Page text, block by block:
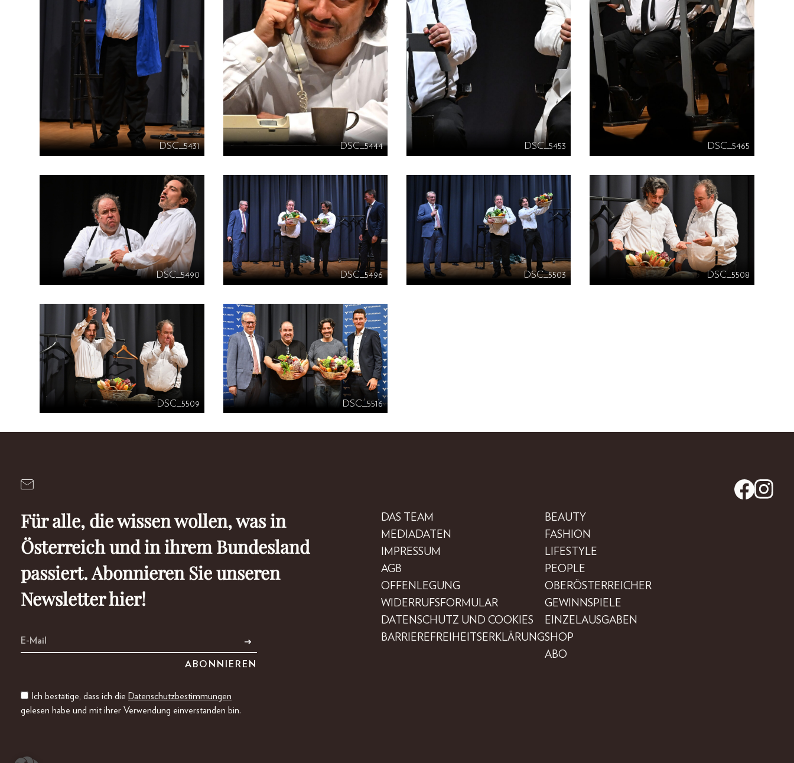
DSC_5431 DSC_5444 DSC_5453 DSC_5465
DSC_5490 DSC_5496 DSC_5503 DSC_5508
DSC_5509 DSC_5516
Für alle, die wissen wollen, was in
Österreich und in ihrem Bundesland
passiert. Abonnieren Sie unseren
Newsletter hier!
Ich bestätige, dass ich die Datenschutzbestimmungen
gelesen habe und mit ihrer Verwendung einverstanden bin.
DAS TEAM
MEDIADATEN
IMPRESSUM
AGB
OFFENLEGUNG
WIDERRUFSFORMULAR
DATENSCHUTZ UND COOKIES
BARRIEREFREIHEITSERKLÄRUNG
BEAUTY
FASHION
LIFESTYLE
PEOPLE
OBERÖSTERREICHER
GEWINNSPIELE
EINZELAUSGABEN
SHOP
ABO